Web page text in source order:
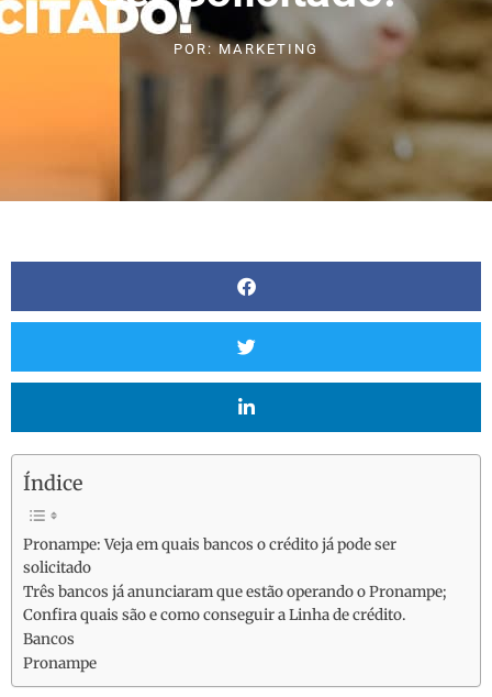
POR: MARKETING
Índice
Pronampe: Veja em quais bancos o crédito já pode ser
solicitado
Três bancos já anunciaram que estão operando o Pronampe;
Confira quais são e como conseguir a Linha de crédito.
Bancos
Pronampe